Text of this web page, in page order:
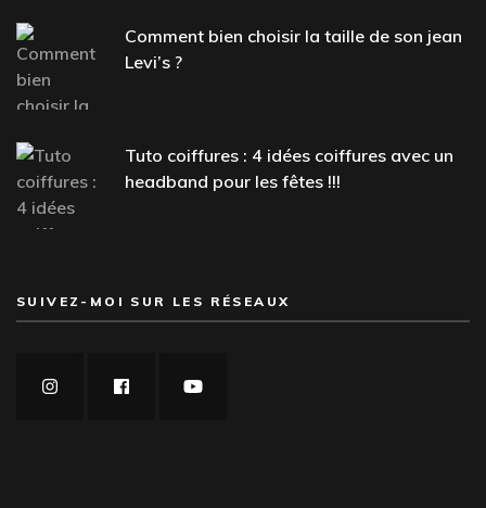
Comment bien choisir la taille de son jean
Levi’s ?
Tuto coiffures : 4 idées coiffures avec un
headband pour les fêtes !!!
SUIVEZ-MOI SUR LES RÉSEAUX